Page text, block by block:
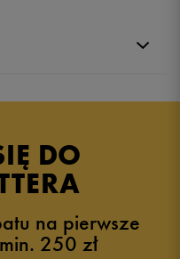
przez
DO
na pierwsze
250 zł